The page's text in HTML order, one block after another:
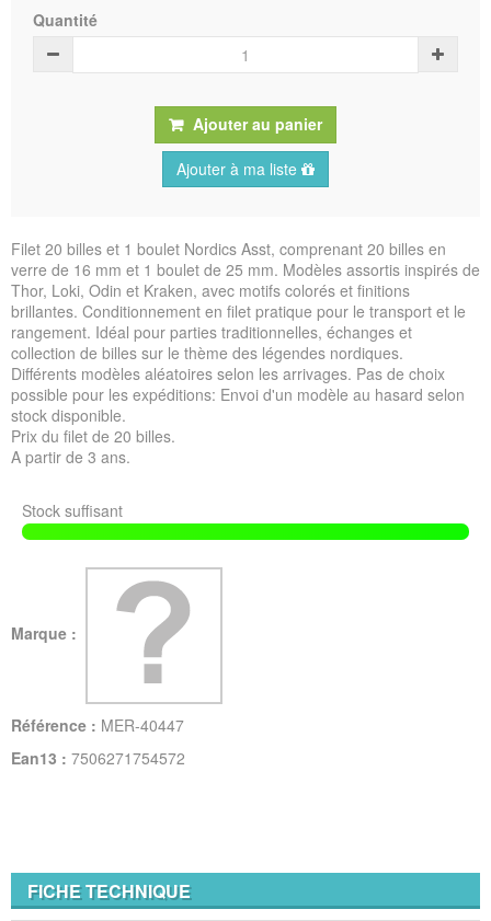
Quantité
Ajouter au panier
Ajouter à ma liste
Filet 20 billes et 1 boulet Nordics Asst, comprenant 20 billes en
verre de 16 mm et 1 boulet de 25 mm. Modèles assortis inspirés de
Thor, Loki, Odin et Kraken, avec motifs colorés et finitions
brillantes. Conditionnement en filet pratique pour le transport et le
rangement. Idéal pour parties traditionnelles, échanges et
collection de billes sur le thème des légendes nordiques.
Différents modèles aléatoires selon les arrivages. Pas de choix
possible pour les expéditions: Envoi d'un modèle au hasard selon
stock disponible.
Prix du filet de 20 billes.
A partir de 3 ans.
Stock suffisant
Marque :
Référence : MER-40447
Ean13 : 7506271754572
FICHE TECHNIQUE